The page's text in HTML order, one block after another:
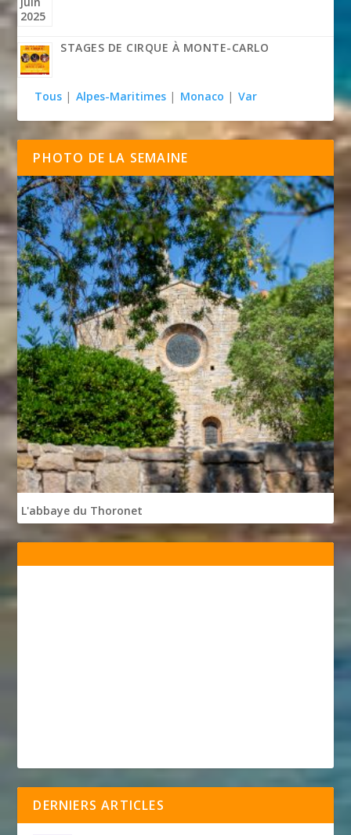
STAGES DE CIRQUE À MONTE-CARLO
Tous | Alpes-Maritimes | Monaco | Var
PHOTO DE LA SEMAINE
L'abbaye du Thoronet
DERNIERS ARTICLES